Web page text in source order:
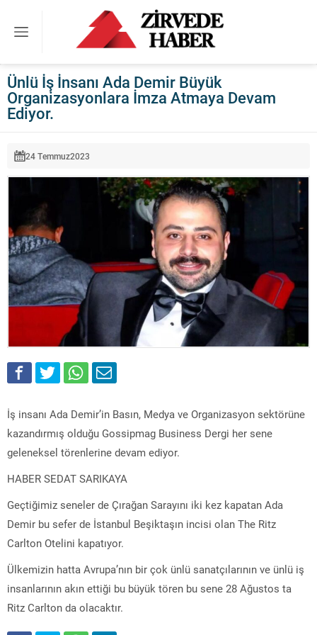
Ünlü İş İnsanı Ada Demir Büyük
Organizasyonlara İmza Atmaya Devam
Ediyor.
24 Temmuz2023
İş insanı Ada Demir’in Basın, Medya ve Organizasyon sektörüne
kazandırmış olduğu Gossipmag Business Dergi her sene
geleneksel törenlerine devam ediyor.
HABER SEDAT SARIKAYA
Geçtiğimiz seneler de Çırağan Sarayını iki kez kapatan Ada
Demir bu sefer de İstanbul Beşiktaşın incisi olan The Ritz
Carlton Otelini kapatıyor.
Ülkemizin hatta Avrupa’nın bir çok ünlü sanatçılarının ve ünlü iş
insanlarının akın ettiği bu büyük tören bu sene 28 Ağustos ta
Ritz Carlton da olacaktır.